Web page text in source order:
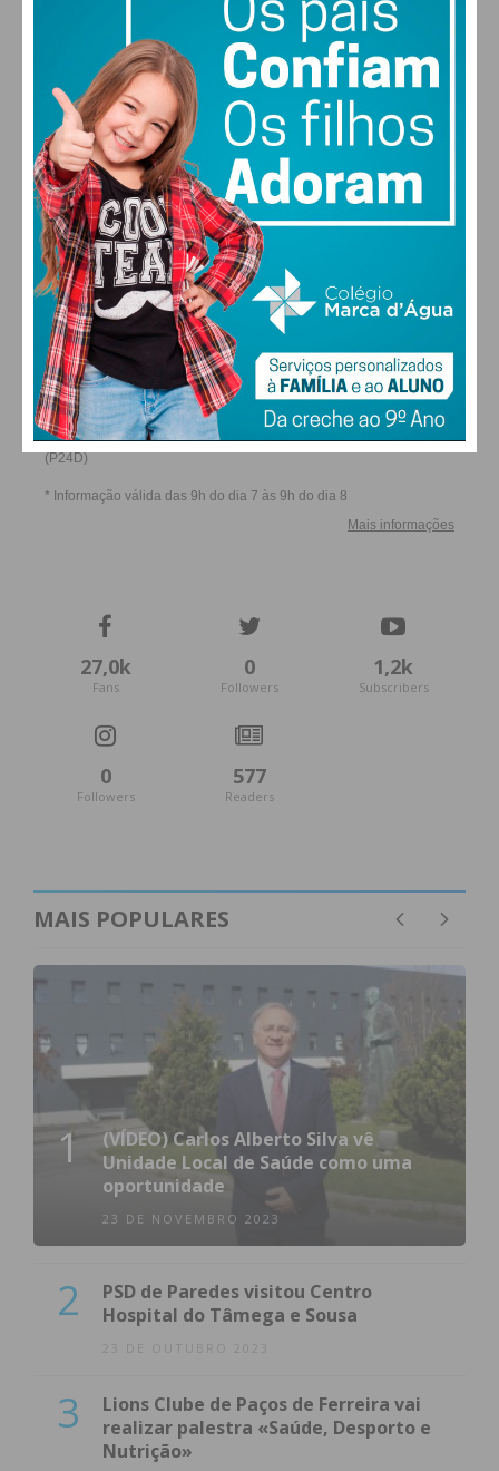
SEX SÁB
27
DOM
29
SEG
ALTERAR
FARMACIAS DE SERVIÇO EM PAÇOS DE
FERREIRA
27,0k
Fans
0
Followers
1,2k
Subscribers
0
Followers
577
Readers
MAIS POPULARES
1
(VÍDEO) Carlos Alberto Silva vê
Unidade Local de Saúde como uma
oportunidade
23 DE NOVEMBRO 2023
2
PSD de Paredes visitou Centro
Hospital do Tâmega e Sousa
23 DE OUTUBRO 2023
3
Lions Clube de Paços de Ferreira vai
realizar palestra «Saúde, Desporto e
Nutrição»